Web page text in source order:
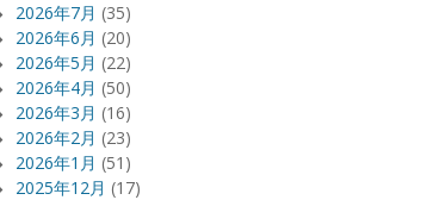
2026年7月 (35)
2026年6月 (20)
2026年5月 (22)
2026年4月 (50)
2026年3月 (16)
2026年2月 (23)
2026年1月 (51)
2025年12月 (17)